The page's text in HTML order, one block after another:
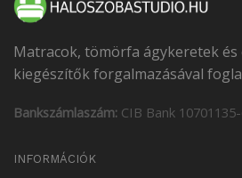
Matracok, tömörfa ágykeretek és
kiegészítők forgalmazásával
Bankszámlaszám: CIB Bank
INFORMÁCIÓK